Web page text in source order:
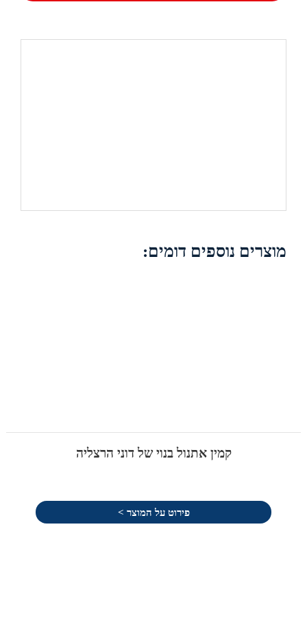
מוצרים נוספים דומים:
קמין אתנול בנוי של דוני הרצליה
פירוט על המוצר >